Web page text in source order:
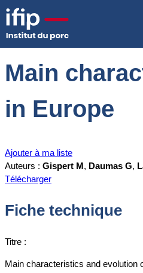
Accueil Documentations
Main
in Europe
Ajouter à ma liste
Auteurs : Gispert M, Daumas G,
Télécharger
Fiche technique
Titre :
Main characteristics and evolution